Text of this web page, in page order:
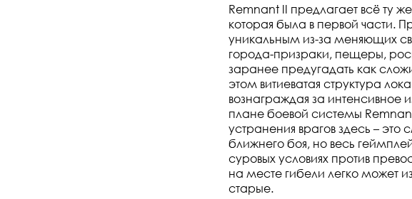
Remnant II предлагает всё ту
которая была в первой части.
уникальным из-за меняющих
города-призраки, пещеры,
заранее предугадать как
этом витиеватая структура
вознаграждая за интенсивное
плане боевой системы
устранения врагов здесь –
ближнего боя, но весь
суровых условиях против
на месте гибели легко может
старые.